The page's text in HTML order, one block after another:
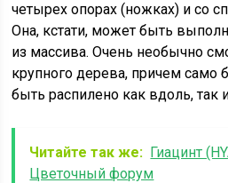
четырех опорах (ножках) и со
Она, кстати, может быть
из массива. Очень необычно
крупного дерева, причем само
быть распилено как вдоль, так
Читайте так же: Гиацинт
Цветочный форум